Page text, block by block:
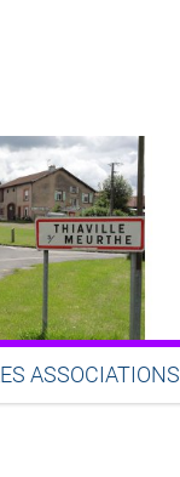
ASSOCIATIONS